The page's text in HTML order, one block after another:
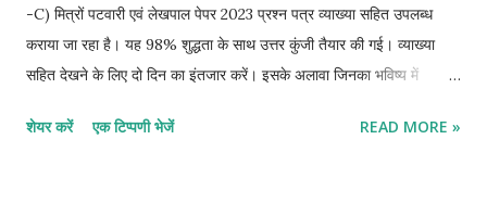
-C) मित्रों पटवारी एवं लेखपाल पेपर 2023 प्रश्न पत्र व्याख्या सहित उपलब्ध
कराया जा रहा है। यह 98% शुद्धता के साथ उत्तर कुंजी तैयार की गई। व्याख्या
सहित देखने के लिए दो दिन का इंतजार करें। इसके अलावा जिनका भविष्य में
उत्तराखंड पटवारी एवं लेखपाल पेपर 2023 - उत्तराखंड पटवारी एवं लेखपाल परीक्षा
शेयर करें एक टिप्पणी भेजें READ MORE »